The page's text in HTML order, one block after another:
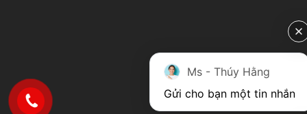
Ms - Thúy Hằng
Gửi cho bạn một tin nhắn